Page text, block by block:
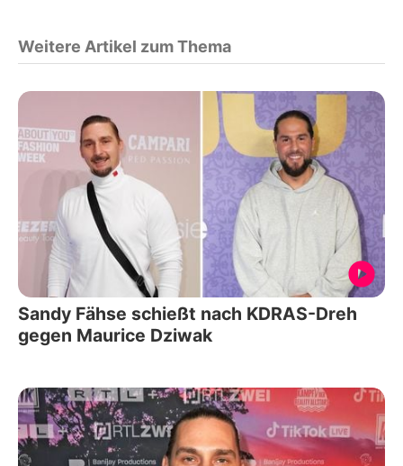
Weitere Artikel zum Thema
Sandy Fähse schießt nach KDRAS-Dreh
gegen Maurice Dziwak